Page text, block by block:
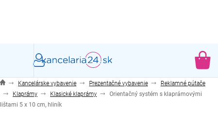
Kancelárske vybavenie Prezentačné vybavenie
Reklamné pútače
Klaprámy
Klasické klaprámy
Orientačný systém s klaprámovými
lištami 5 x 10 cm, hliník